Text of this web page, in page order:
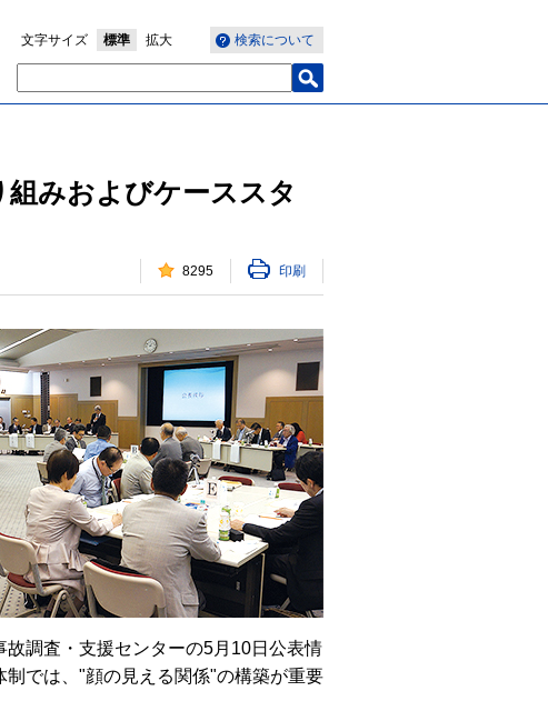
検索について
文字サイズ 標準 拡大
みおよびケーススタ
8295 印刷
調査・支援センターの5月10日公表情
では、"顔の見える関係"の構築が重要